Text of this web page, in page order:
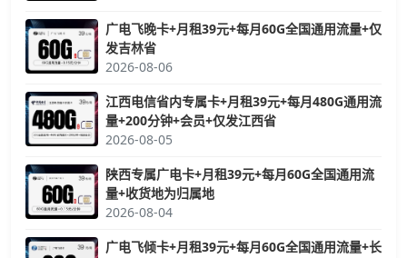
广电飞晚卡+月租39元+每月60G全国通用流量+仅
发吉林省
2026-08-06
江西电信省内专属卡+月租39元+每月480G通用流
量+200分钟+会员+仅发江西省
2026-08-05
陕西专属广电卡+月租39元+每月60G全国通用流
量+收货地为归属地
2026-08-04
广电飞倾卡+月租39元+每月60G全国通用流量+长